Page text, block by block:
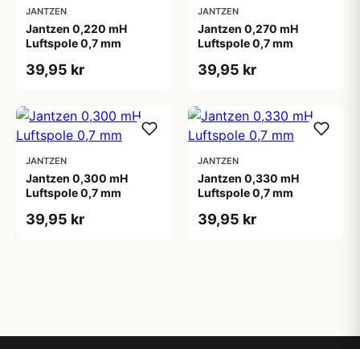
JANTZEN
Jantzen 0,220 mH
Luftspole 0,7 mm
39,95 kr
JANTZEN
Jantzen 0,270 mH
Luftspole 0,7 mm
39,95 kr
JANTZEN
Jantzen 0,300 mH
Luftspole 0,7 mm
39,95 kr
JANTZEN
Jantzen 0,330 mH
Luftspole 0,7 mm
39,95 kr